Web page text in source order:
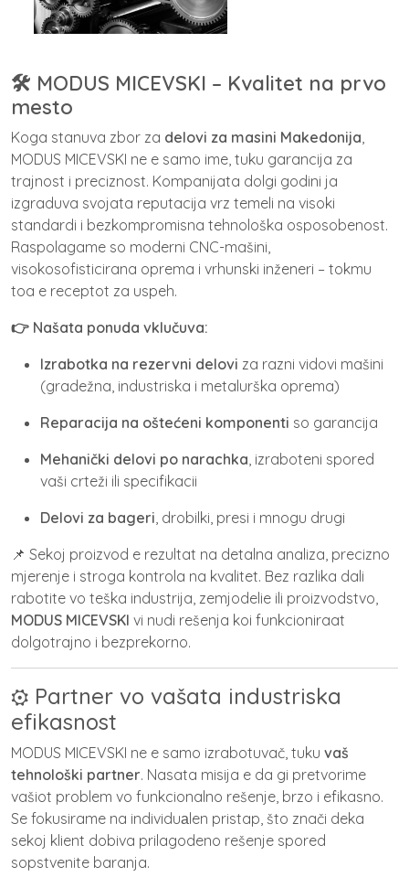
🛠️ MODUS MICEVSKI – Kvalitet na prvo
mesto
Koga stanuva zbor za delovi za masini Makedonija,
MODUS MICEVSKI ne e samo ime, tuku garancija za
trajnost i preciznost. Kompanijata dolgi godini ja
izgraduva svojata reputacija vrz temeli na visoki
standardi i bezkompromisna tehnološka osposobenost.
Raspolagame so moderni CNC-mašini,
visokosofisticirana oprema i vrhunski inženeri – tokmu
toa e receptot za uspeh.
👉 Našata ponuda vklučuva:
Izrabotka na rezervni delovi za razni vidovi mašini
(gradežna, industriska i metalurška oprema)
Reparacija na oštećeni komponenti so garancija
Mehanički delovi po narachka, izraboteni spored
vaši crteži ili specifikacii
Delovi za bageri, drobilki, presi i mnogu drugi
📌 Sekoj proizvod e rezultat na detalna analiza, precizno
mjerenje i stroga kontrola na kvalitet. Bez razlika dali
rabotite vo teška industrija, zemjodelie ili proizvodstvo,
MODUS MICEVSKI vi nudi rešenja koi funkcioniraat
dolgotrajno i bezprekorno.
⚙️ Partner vo vašata industriska
efikasnost
MODUS MICEVSKI ne e samo izrabotuvač, tuku vaš
tehnološki partner. Nasata misija e da gi pretvorime
vašiot problem vo funkcionalno rešenje, brzo i efikasno.
Se fokusirame na individuаlen pristap, što znači deka
sekoj klient dobiva prilagodeno rešenje spored
sopstvenite baranja.